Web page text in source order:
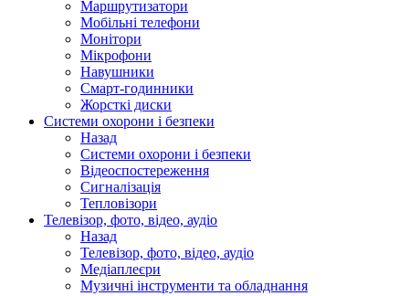
Маршрутизатори
Мобільні телефони
Монітори
Мікрофони
Навушники
Смарт-годинники
Жорсткі диски
Системи охорони і безпеки
Назад
Системи охорони і безпеки
Відеоспостереження
Сигналізація
Тепловізори
Телевізор, фото, відео, аудіо
Назад
Телевізор, фото, відео, аудіо
Медіаплеєри
Музичні інструменти та обладнання